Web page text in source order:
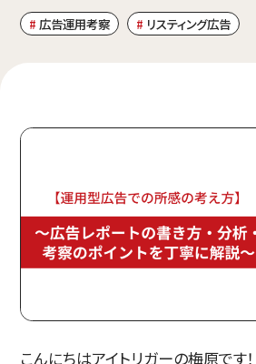
広告運用考察 リスティング広告
こんにちはアイトリガーの梅原です！